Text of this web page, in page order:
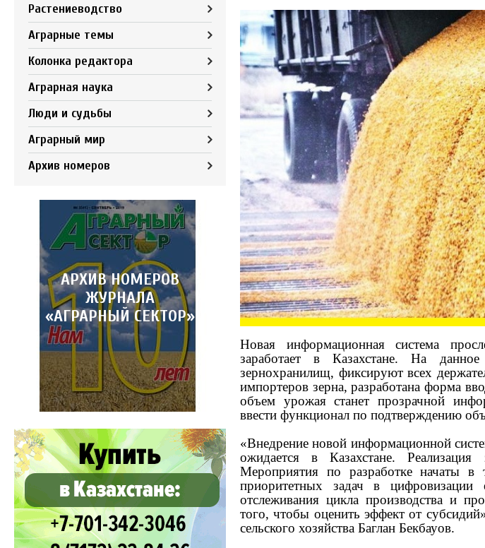
Растениеводство
Аграрные темы
Колонка редактора
Аграрная наука
Люди и судьбы
Аграрный мир
Архив номеров
АРХИВ НОМЕРОВ
ЖУРНАЛА
«АГРАРНЫЙ СЕКТОР»
Новая информационная система
заработает в Казахстане. На
зернохранилищ, фиксируют всех
импортеров зерна, разработана форма
объем урожая станет прозрачной
ввести функционал по подтверждению
«Внедрение новой информационной
ожидается в Казахстане.
Мероприятия по разработке начаты
приоритетных задач в
отслеживания цикла производства и
того, чтобы оценить эффект от
сельского хозяйства Баглан Бекбауов.